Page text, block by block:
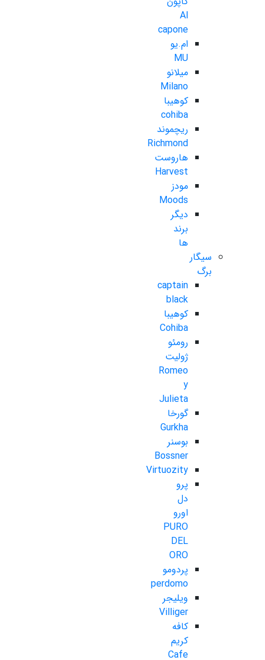
Al
capone
ام.یو
MU
میلانو
Milano
کوهیبا
cohiba
ریچموند
Richmond
هاروست
Harvest
مودز
Moods
دیگر
برند
ها
سیگار
برگ
captain
black
کوهیبا
Cohiba
رومئو
ژولیت
Romeo
y
Julieta
گورخا
Gurkha
بوسنر
Bossner
Virtuozity
پرو
دل
اورو
PURO
DEL
ORO
پردومو
perdomo
ویلیجر
Villiger
کافه
کریم
Cafe